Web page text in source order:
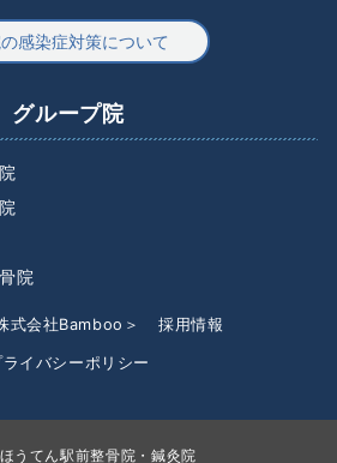
感染症対策について
グループ院
院
式会社Bamboo＞ 採用情報
ライバシーポリシー
ほうてん駅前整骨院・鍼灸院